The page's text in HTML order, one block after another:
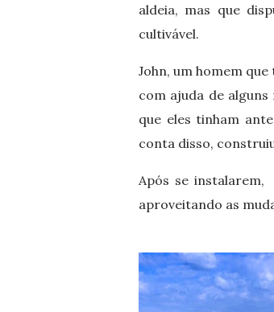
aldeia, mas que
cultivável.
John, um homem
com ajuda de
que eles tinham
conta disso,
Após se
aproveitando as